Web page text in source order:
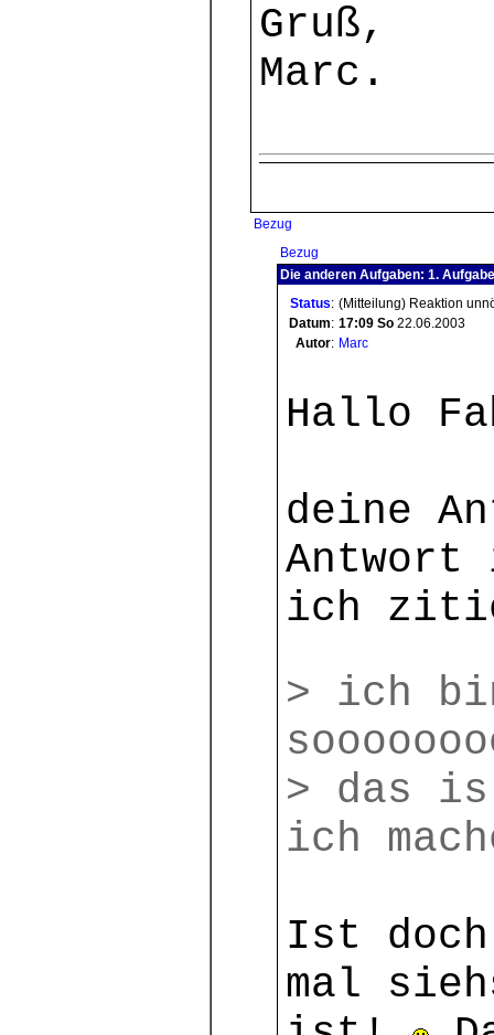
Gruß,
Marc.
Bezug
Bezug
Die anderen Aufgaben: 1. Aufgabe
Status: (Mitteilung) Reaktion
Datum: 17:09 So 22.06.2003
Autor: Marc
Hallo
deine
ich
> ich
> das
ich
Ist
mal